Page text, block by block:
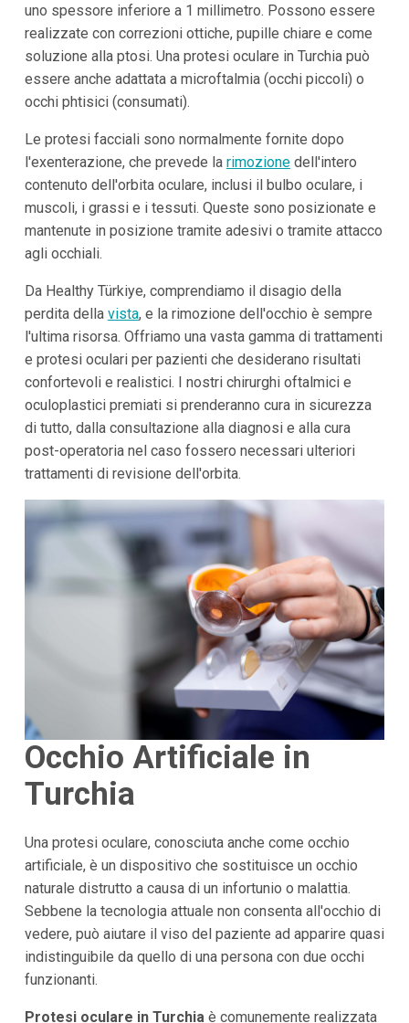
uno spessore inferiore a 1 millimetro. Possono essere
realizzate con correzioni ottiche, pupille chiare e come
soluzione alla ptosi. Una protesi oculare in Turchia può
essere anche adattata a microftalmia (occhi piccoli) o
occhi phtisici (consumati).
Le protesi facciali sono normalmente fornite dopo
l'exenterazione, che prevede la rimozionedell'intero
contenuto dell'orbita oculare, inclusi il bulbo oculare, i
muscoli, i grassi e i tessuti. Queste sono posizionate e
mantenute in posizione tramite adesivi o tramite attacco
agli occhiali.
Da Healthy Türkiye, comprendiamo il disagio della
perdita della vista, e la rimozione dell'occhio è sempre
l'ultima risorsa. Offriamo una vasta gamma di trattamenti
e protesi oculari per pazienti che desiderano risultati
confortevoli e realistici. I nostri chirurghi oftalmici e
oculoplastici premiati si prenderanno cura in sicurezza
di tutto, dalla consultazione alla diagnosi e alla cura
post-operatoria nel caso fossero necessari ulteriori
trattamenti di revisione dell'orbita.
Occhio Artificiale in
Turchia
Una protesi oculare, conosciuta anche come occhio
artificiale, è un dispositivo che sostituisce un occhio
naturale distrutto a causa di un infortunio o malattia.
Sebbene la tecnologia attuale non consenta all'occhio di
vedere, può aiutare il viso del paziente ad apparire quasi
indistinguibile da quello di una persona con due occhi
funzionanti.
Protesi oculare in Turchiaè comunemente realizzata